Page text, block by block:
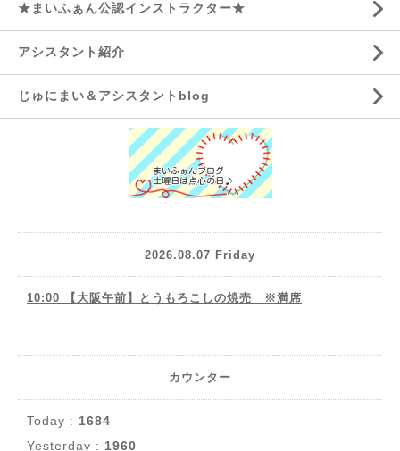
★まいふぁん公認インストラクター★
アシスタント紹介
じゅにまい＆アシスタントblog
2026.08.07 Friday
10:00 【大阪午前】とうもろこしの焼売 ※満席
カウンター
Today : 1684
Yesterday : 1960